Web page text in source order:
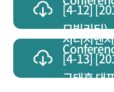
모빌리티)
시너지벤
구태훈 대
[4-12]
[4-13]